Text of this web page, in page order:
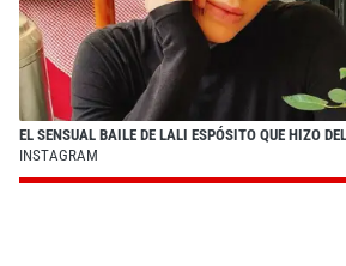
EL SENSUAL BAILE DE LALI ESPÓSITO QUE HIZO
INSTAGRAM